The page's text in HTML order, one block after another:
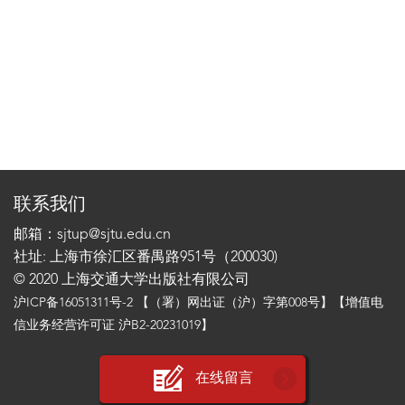
联系我们
邮箱：sjtup@sjtu.edu.cn
社址: 上海市徐汇区番禺路951号（200030)
© 2020 上海交通大学出版社有限公司
沪ICP备16051311号-2 【（署）网出证（沪）字第008号】【增值电
信业务经营许可证 沪B2-20231019】
在线留言